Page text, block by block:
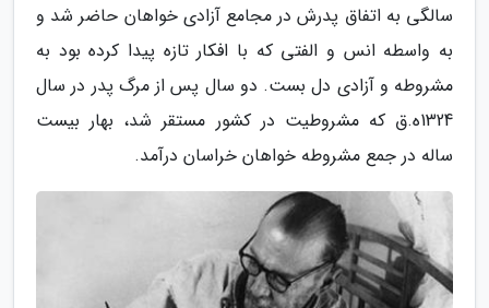
سالگی به اتفاق پدرش در مجامع آزادی خواهان حاضر شد و
به واسطه انس و الفتی که با افکار تازه پیدا کرده بود به
مشروطه و آزادی دل بست. دو سال پس از مرگ پدر در سال
1324ه.ق که مشروطیت در کشور مستقر شد، بهار بیست
ساله در جمع مشروطه خواهان خراسان درآمد.